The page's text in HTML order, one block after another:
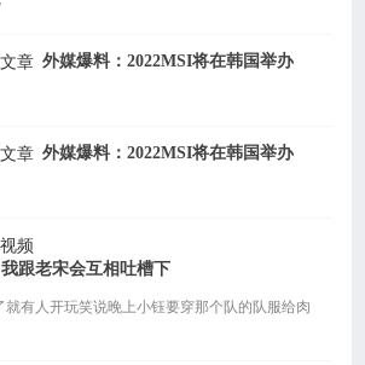
章 外媒爆料：2022MSI将在韩国举办
章 外媒爆料：2022MSI将在韩国举办
频
跟老宋会互相吐槽下
就有人开玩笑说晚上小钰要穿那个队的队服给肉